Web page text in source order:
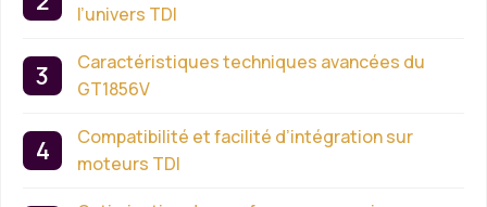
l’univers TDI
Caractéristiques techniques avancées du
GT1856V
Compatibilité et facilité d’intégration sur
moteurs TDI